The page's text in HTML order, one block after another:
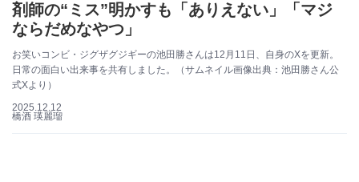
剤師の“ミス”明かすも「ありえない」「マジ
ならだめなやつ」
お笑いコンビ・ジグザグジギーの池田勝さんは12月11日、自身のXを更新。
日常の面白い出来事を共有しました。（サムネイル画像出典：池田勝さん公
式Xより）
2025.12.12
橋酒 瑛麗瑠